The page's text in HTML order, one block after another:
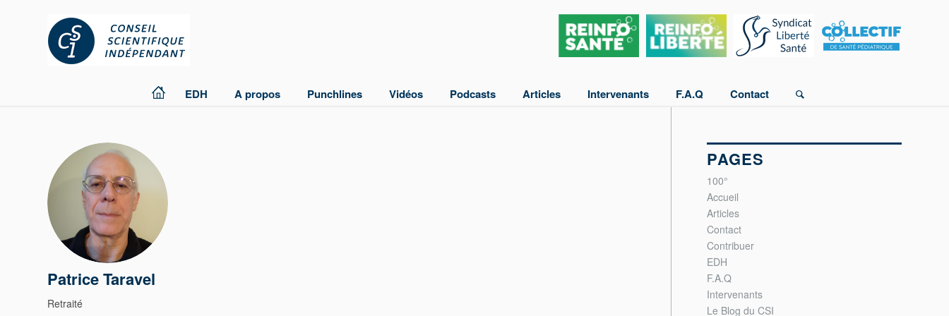
EDH A propos Punchlines Vidéos Podcasts Articles Intervenants F.A.Q Contact
Patrice Taravel
Retraité
PAGES
100°
Accueil
Articles
Contact
Contribuer
EDH
F.A.Q
Intervenants
Le Blog du CSI